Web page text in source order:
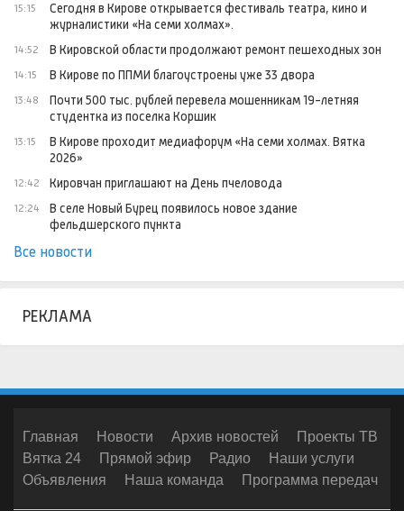
15:15
Сегодня в Кирове открывается фестиваль театра, кино и
журналистики «На семи холмах».
14:52 В Кировской области продолжают ремонт пешеходных зон
14:15 В Кирове по ППМИ благоустроены уже 33 двора
13:48
Почти 500 тыс. рублей перевела мошенникам 19-летняя
студентка из поселка Коршик
13:15
В Кирове проходит медиафорум «На семи холмах. Вятка
2026»
12:42 Кировчан приглашают на День пчеловода
12:24
В селе Новый Бурец появилось новое здание
фельдшерского пункта
Все новости
РЕКЛАМА
Главная Новости Архив новостей
Проекты ТВ
Вятка 24
Прямой эфир Радио
Наши услуги
Объявления
Наша команда Программа передач